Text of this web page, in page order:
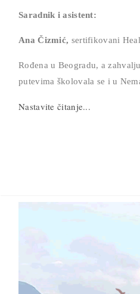
Saradnik i asistent:
Ana Čizmić, sertifikovani
Rođena u Beogradu, a
putevima školovala se i u
Nastavite čitanje...